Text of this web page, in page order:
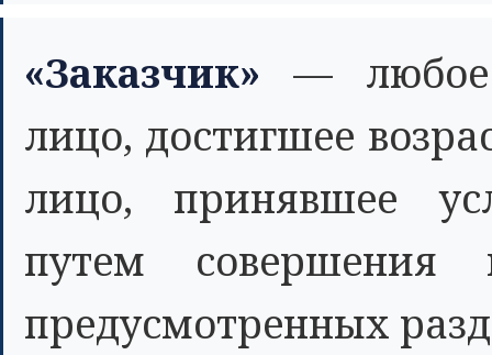
«Заказчик» — любое
лицо, достигшее
лицо, принявшее
путем совершения
предусмотренных